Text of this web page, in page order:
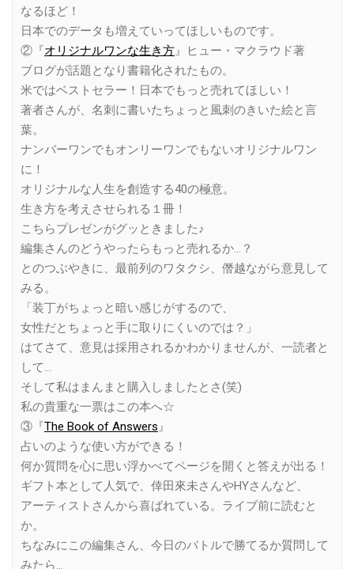
なるほど！
日本でのデータも増えていってほしいものです。
②『オリジナルワンな生き方』ヒュー・マクラウド著
ブログが話題となり書籍化されたもの。
米ではベストセラー！日本でもっと売れてほしい！
著者さんが、名刺に書いたちょっと風刺のきいた絵と言
葉。
ナンバーワンでもオンリーワンでもないオリジナルワン
に！
オリジナルな人生を創造する40の極意。
生き方を考えさせられる１冊！
こちらプレゼンがグッときました♪
編集さんのどうやったらもっと売れるか…？
とのつぶやきに、最前列のワタクシ、僭越ながら意見して
みる。
「装丁がちょっと暗い感じがするので、
女性だとちょっと手に取りにくいのでは？」
はてさて、意見は採用されるかわかりませんが、一読者と
して…
そして私はまんまと購入しましたとさ(笑)
私の貴重な一票はこの本へ☆
③『The Book of Answers』
占いのような使い方ができる！
何か質問を心に思い浮かべてページを開くと答えが出る！
ギフト本として人気で、倖田來未さんやHYさんなど、
アーティストさんから喜ばれている。ライブ前に読むと
か。
ちなみにこの編集さん、今日のバトルで勝てるか質問して
みたら…